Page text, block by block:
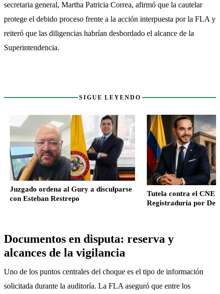
secretaria general, Martha Patricia Correa, afirmó que la cautelar
protege el debido proceso frente a la acción interpuesta por la FLA y
reiteró que las diligencias habrían desbordado el alcance de la
Superintendencia.
SIGUE LEYENDO
Sigue leyendo
Juzgado ordena al Gury a disculparse
con Esteban Restrepo
Tutela contra el CNE
Registraduría por De
Documentos en disputa: reserva y
alcances de la vigilancia
Uno de los puntos centrales del choque es el tipo de información
solicitada durante la auditoría. La FLA aseguró que entre los